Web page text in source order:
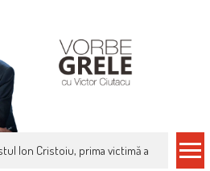
Ion Cristoiu, prima victimă a noi